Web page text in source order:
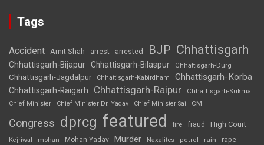
Tags
Accident Amit Shah arrest arrested BJP Chhattisgarh
Chhattisgarh-Bijapur Chhattisgarh-Bilaspur Chhattisgarh-Durg
Chhattisgarh-Jagdalpur Chhattisgarh-Kabirdham Chhattisgarh-Korba
Chhattisgarh-Raigarh Chhattisgarh-Raipur
Chhattisgarh-Sukma
Chief Minister
Chief Minister Dr. Yadav Chief Minister Sai CM
Congress dprcg featured fire fraud High Court
Kejriwal mohan Mohan Yadav Murder Naxalites petrol rain rape